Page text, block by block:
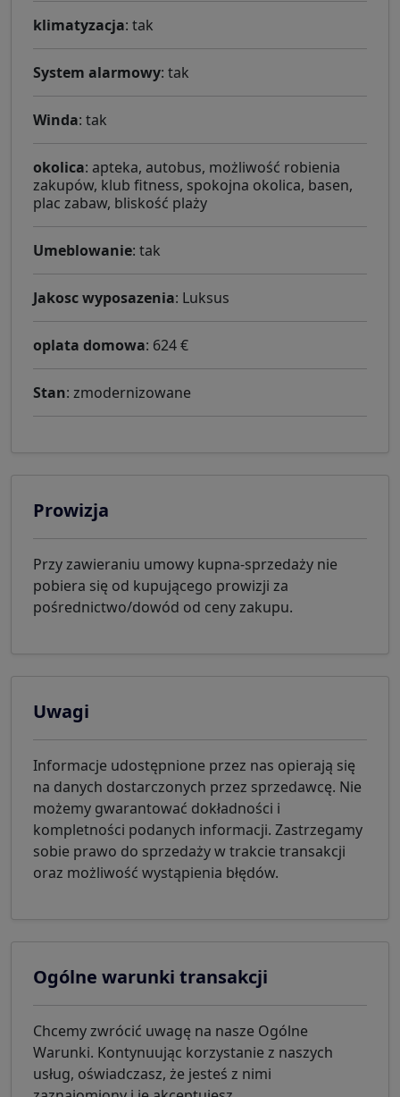
klimatyzacja: tak
System alarmowy: tak
Winda: tak
okolica: apteka, autobus, możliwość robienia
zakupów, klub fitness, spokojna okolica, basen,
plac zabaw, bliskość plaży
Umeblowanie: tak
Jakosc wyposazenia: Luksus
oplata domowa: 624 €
Stan: zmodernizowane
Prowizja
Przy zawieraniu umowy kupna-sprzedaży nie
pobiera się od kupującego prowizji za
pośrednictwo/dowód od ceny zakupu.
Uwagi
Informacje udostępnione przez nas opierają się
na danych dostarczonych przez sprzedawcę. Nie
możemy gwarantować dokładności i
kompletności podanych informacji. Zastrzegamy
sobie prawo do sprzedaży w trakcie transakcji
oraz możliwość wystąpienia błędów.
Ogólne warunki transakcji
Chcemy zwrócić uwagę na nasze Ogólne
Warunki. Kontynuując korzystanie z naszych
usług, oświadczasz, że jesteś z nimi